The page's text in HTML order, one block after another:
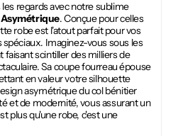
regards avec notre sublime
. Conçue pour celles
robe est l'atout parfait pour vos
Imaginez-vous sous les
scintiller des milliers de
Sa coupe fourreau épouse
en valeur votre silhouette
asymétrique du col bénitier
et de modernité, vous assurant un
plus qu'une robe, c'est une